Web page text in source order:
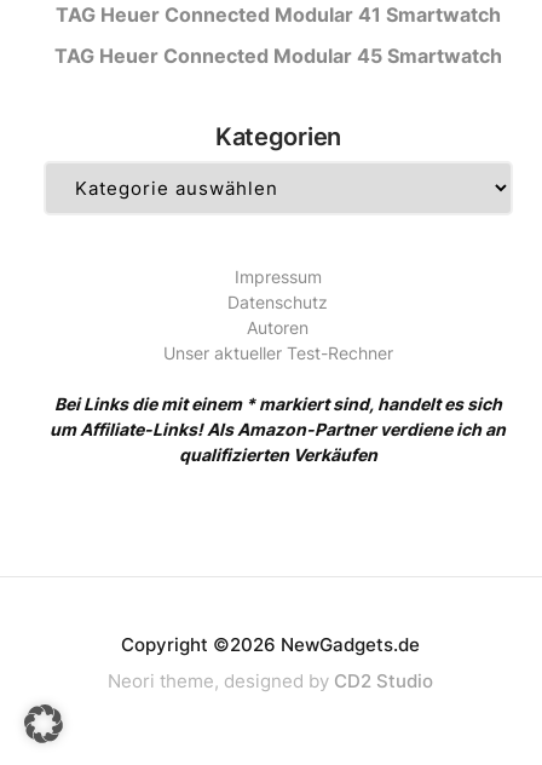
TAG Heuer Connected Modular 41 Smartwatch
TAG Heuer Connected Modular 45 Smartwatch
Kategorien
Impressum
Datenschutz
Autoren
Unser aktueller Test-Rechner
Bei Links die mit einem * markiert sind, handelt es sich
um Affiliate-Links! Als Amazon-Partner verdiene ich an
qualifizierten Verkäufen
Copyright ©2026 NewGadgets.de
Neori theme, designed by CD2 Studio